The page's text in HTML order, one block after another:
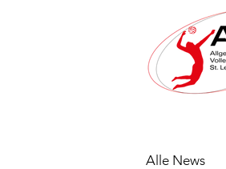
Alle News